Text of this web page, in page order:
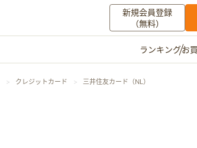
新規会員登録
（無料）
ランキングお
クレジットカード 三井住友カード（NL）